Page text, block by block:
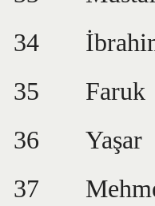
34
35
Faruk
36
Yaşar
37